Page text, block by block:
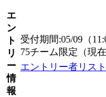
エ
ン
ト
リ
ー
情
報
受付期間:05/09（
75チーム限定（現在
エントリー者リスト